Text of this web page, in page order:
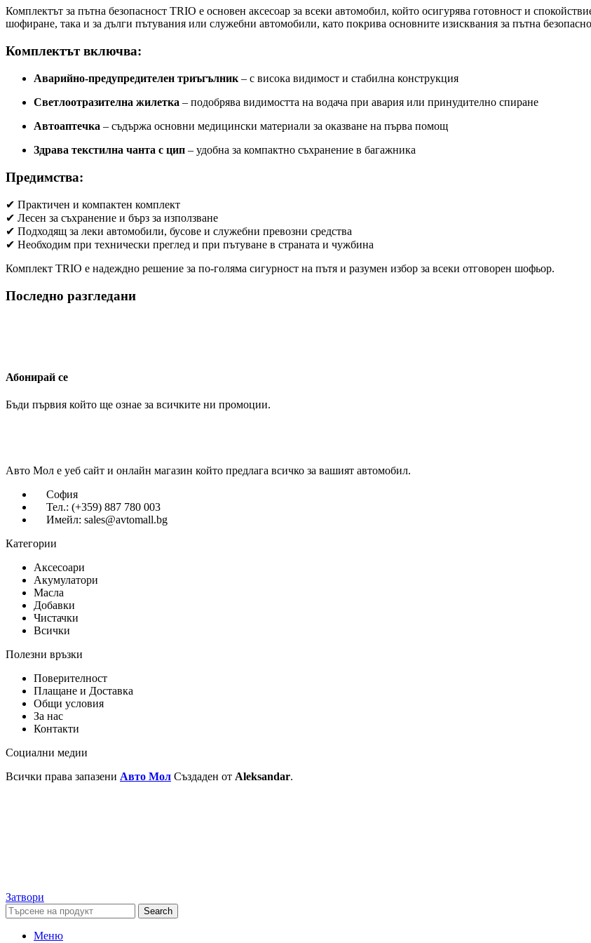
Комплектът за пътна безопасност TRIO е основен аксесоар за всеки автомобил, който осигурява готовност и
шофиране, така и за дълги пътувания или служебни автомобили, като покрива основните изисквания за пътна
Комплектът включва:
Аварийно-предупредителен триъгълник – с висока видимост и стабилна конструкция
Светлоотразителна жилетка – подобрява видимостта на водача при авария или принудително спиране
Автоаптечка – съдържа основни медицински материали за оказване на първа помощ
Здрава текстилна чанта с цип – удобна за компактно съхранение в багажника
Предимства:
✔ Практичен и компактен комплект
✔ Лесен за съхранение и бърз за използване
✔ Подходящ за леки автомобили, бусове и служебни превозни средства
✔ Необходим при технически преглед и при пътуване в страната и чужбина
Комплект TRIO е надеждно решение за по-голяма сигурност на пътя и разумен избор за всеки отговорен шофьор.
Последно разгледани
Абонирай се
Бъди първия който ще ознае за всичките ни промоции.
Авто Мол е уеб сайт и онлайн магазин който предлага всичко за вашият автомобил.
София
Тел.: (+359) 887 780 003
Имейл: sales@avtomall.bg
Категории
Аксесоари
Акумулатори
Масла
Добавки
Чистачки
Всички
Полезни връзки
Поверителност
Плащане и Доставка
Общи условия
За нас
Контакти
Социални медии
Всички права запазени Авто Мол Създаден от Aleksandar.
Затвори
Search
Меню